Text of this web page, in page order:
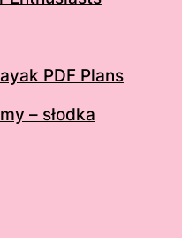
PDF Plans
– słodka